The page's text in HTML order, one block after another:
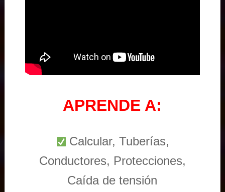
APRENDE A:
Calcular, Tuberías,
Conductores, Protecciones,
Caída de tensión